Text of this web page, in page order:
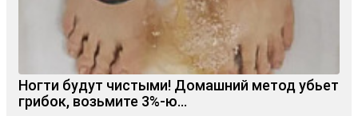
Ногти будут чистыми! Домашний метод убьет
грибок, возьмите 3%-ю…